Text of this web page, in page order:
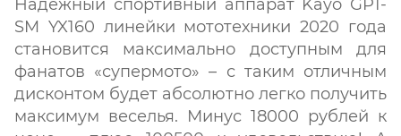
Надежный спортивный аппарат Kayo GP1-
SM YX160 линейки мототехники 2020 года
становится максимально доступным для
фанатов «супермото» – с таким отличным
дисконтом будет абсолютно легко получить
максимум веселья. Минус 18000 рублей к